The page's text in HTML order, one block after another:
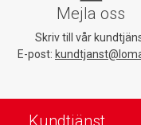
Mejla oss
Skriv till vår
E-post:
Kundtjänst